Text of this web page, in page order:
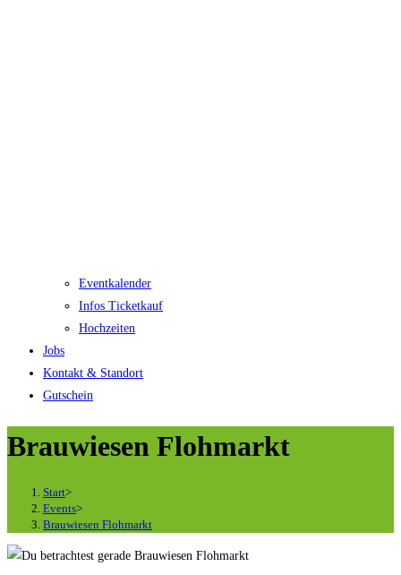
Eventkalender
Infos Ticketkauf
Hochzeiten
Jobs
Kontakt & Standort
Gutschein
Brauwiesen Flohmarkt
Start>
Events>
Brauwiesen Flohmarkt